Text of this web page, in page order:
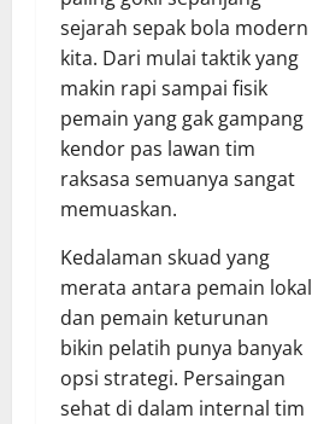
sejarah sepak bola modern
kita. Dari mulai taktik yang
makin rapi sampai fisik
pemain yang gak gampang
kendor pas lawan tim
raksasa semuanya sangat
memuaskan.
Kedalaman skuad yang
merata antara pemain lokal
dan pemain keturunan
bikin pelatih punya banyak
opsi strategi. Persaingan
sehat di dalam internal tim